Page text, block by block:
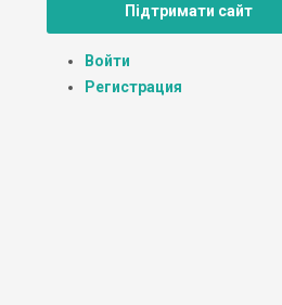
Підтримати сайт
Войти
Регистрация